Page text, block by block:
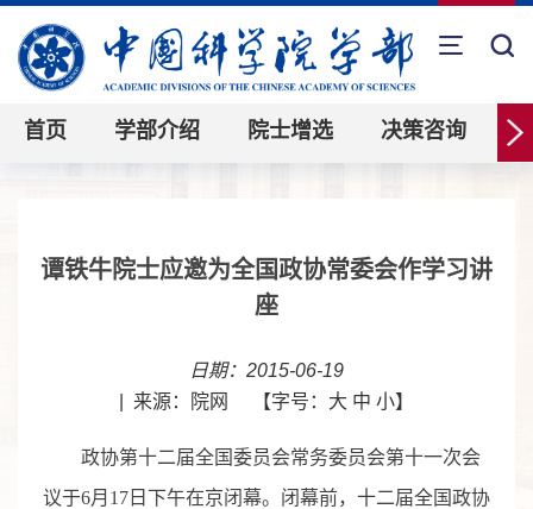
首页 学部介绍 院士增选 决策咨询
谭铁牛院士应邀为全国政协常委会作学习讲
座
日期：2015-06-19
来源：院网 【字号： 大 中 小】
政协第十二届全国委员会常务委员会第十一次会
议于6月17日下午在京闭幕。闭幕前，十二届全国政协